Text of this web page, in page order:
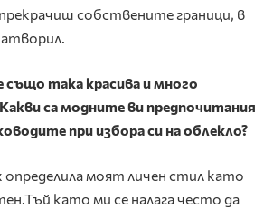
собствените граници, в
също така красива и много
са модните ви предпочитания
при избора си на облекло?
определила моят личен стил като
като ми се налага често да